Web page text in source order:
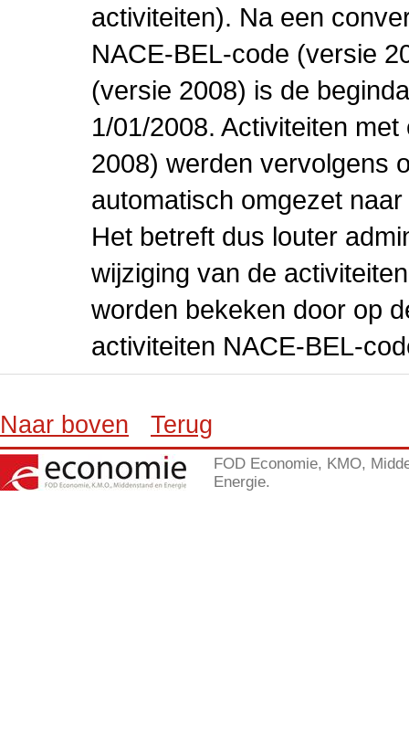
activiteiten). Na een
NACE-BEL-code (versie
(versie 2008) is de
1/01/2008. Activiteiten
2008) werden vervolgens
automatisch omgezet
Het betreft dus louter
wijziging van de
worden bekeken door op
activiteiten NACE-BEL-
Naar boven Terug
FOD Economie, KMO,
Energie.